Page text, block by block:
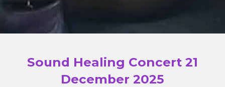
Sound Healing Concert 21
December 2025